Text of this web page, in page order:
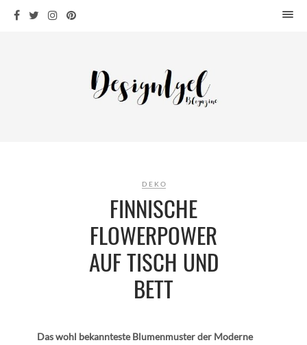
WOHNEN
KÜCHE
ARCHITEKTUR
ÜBER MICH
KONTAKT
DEKO
FINNISCHE
FLOWERPOWER
AUF TISCH UND
BETT
Das wohl bekannteste Blumenmuster der Moderne